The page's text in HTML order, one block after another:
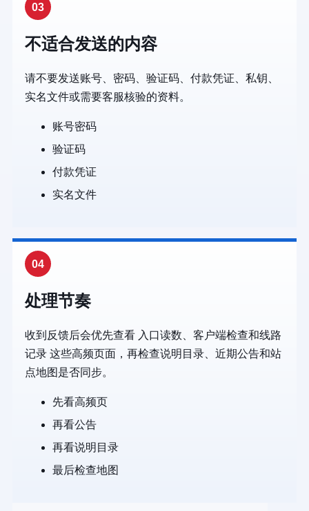
03
不适合发送的内容
请不要发送账号、密码、验证码、付款凭证、私钥、
实名文件或需要客服核验的资料。
账号密码
验证码
付款凭证
实名文件
04
处理节奏
收到反馈后会优先查看 入口读数、客户端检查和线路
记录 这些高频页面，再检查说明目录、近期公告和站
点地图是否同步。
先看高频页
再看公告
再看说明目录
最后检查地图